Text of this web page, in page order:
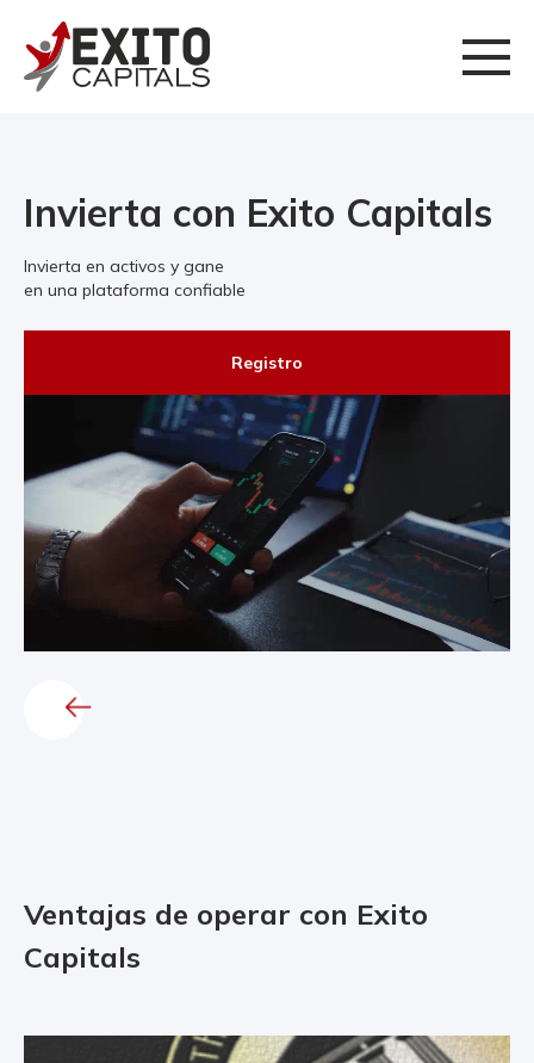
Invierta con Exito Capitals
Invierta en activos y gane
en una plataforma confiable
Registro
Ventajas de operar con Exito
Capitals